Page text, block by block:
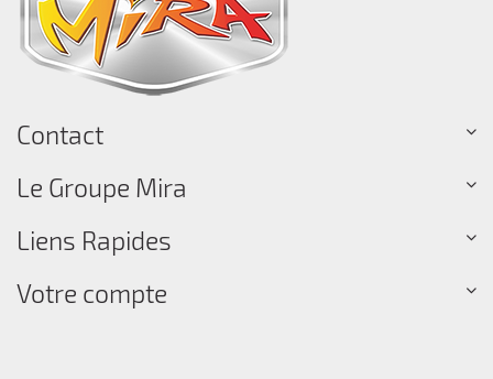
Contact
Le Groupe Mira
Liens Rapides
Votre compte